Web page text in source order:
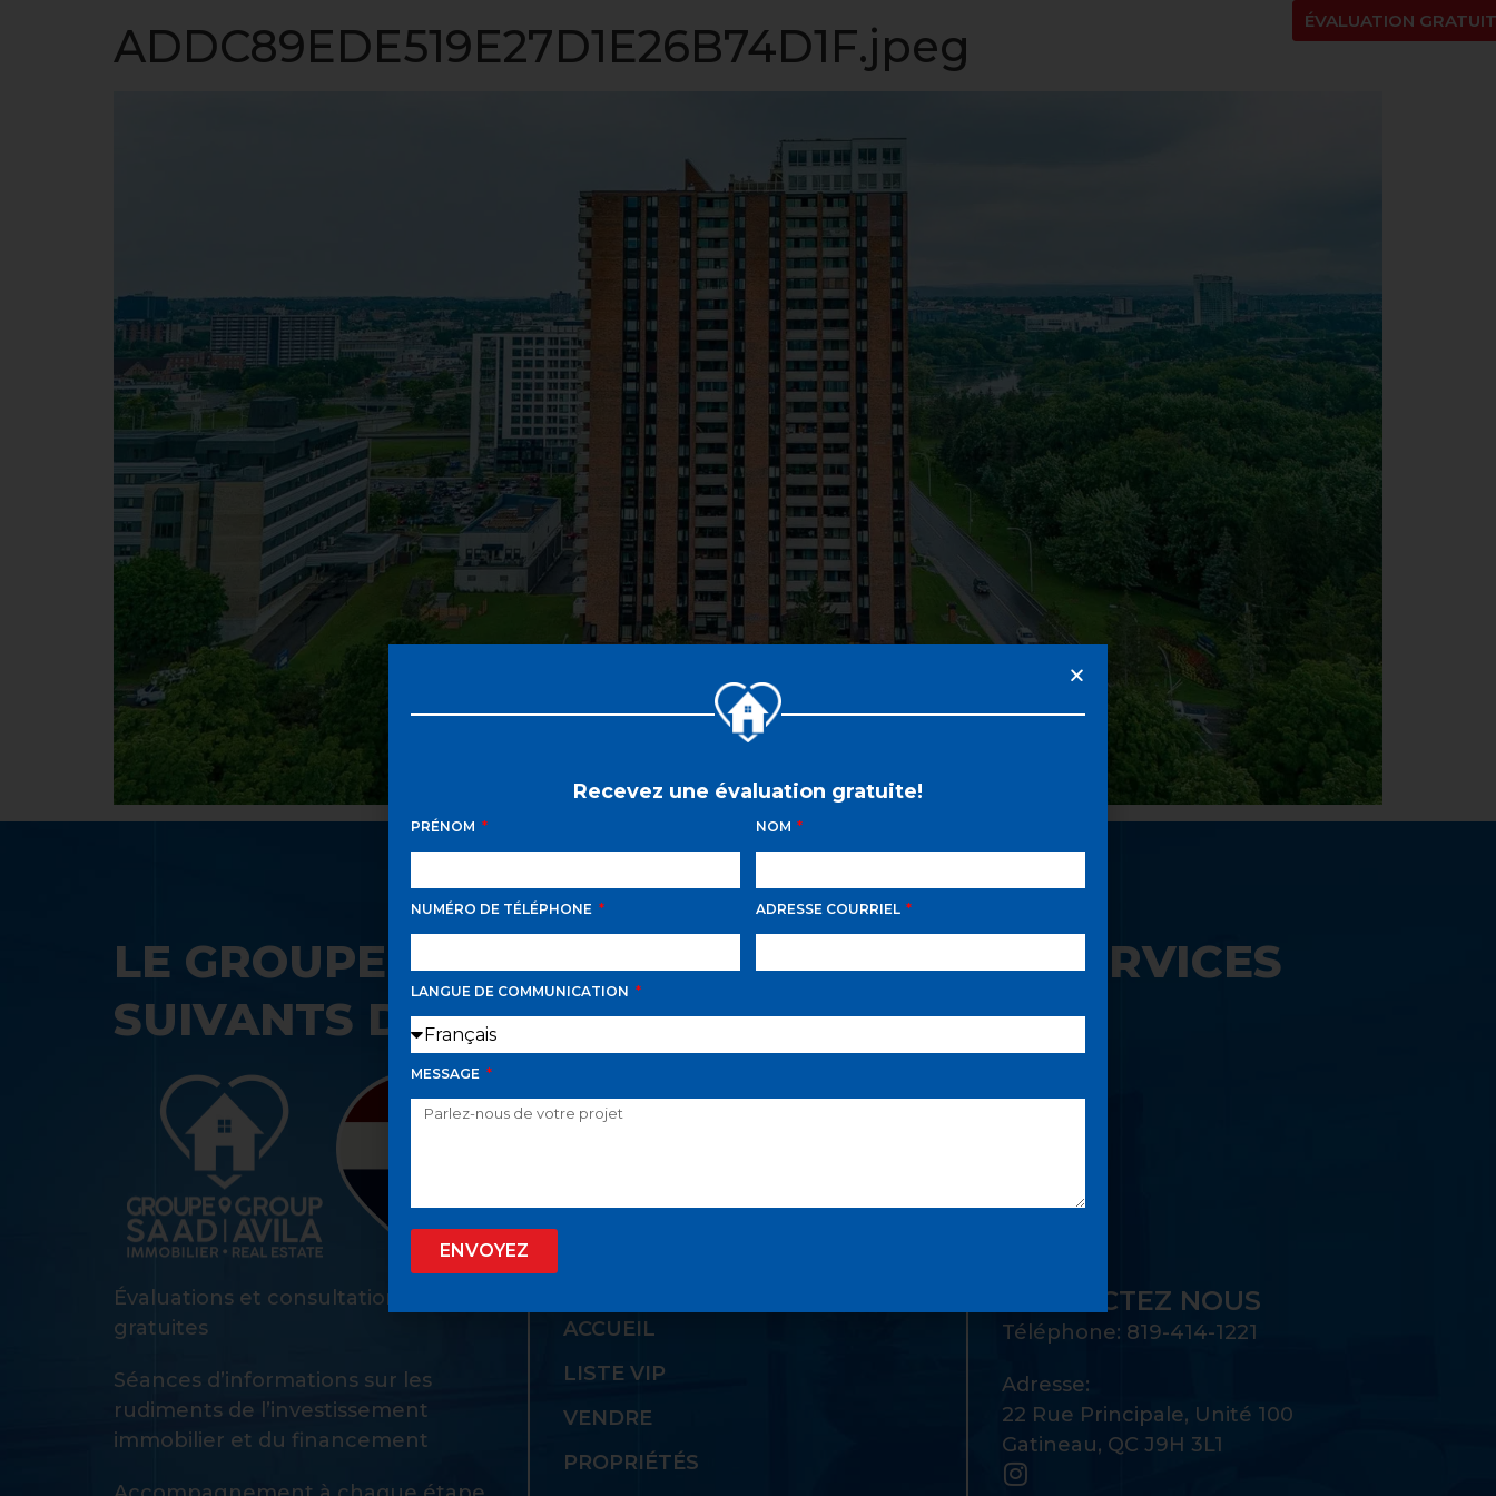
ÉVALUATION
ADDC89EDE519E27D1E26B74D1F.jpeg
LE GROUPE SAAD AVILA PROPOSE LES SERVICES
SUIVANTS DANS SON GUICHET UNIQUE:
Évaluations et consultations d’achat
gratuites
Séances d’informations sur les
rudiments de l’investissement
immobilier et du financement
ACCUEIL
LISTE VIP
VENDRE
PROPRIÉTÉS
CONTACTEZ NOUS
Téléphone: 819-414-1221
Adresse:
22 Rue Principale, Unité 100
Gatineau, QC J9H 3L1
Recevez une évaluation gratuite!
PRÉNOM NOM
NUMÉRO DE TÉLÉPHONE ADRESSE COURRIEL
LANGUE DE COMMUNICATION
MESSAGE
ENVOYEZ